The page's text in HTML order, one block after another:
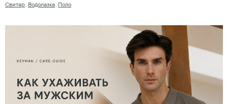
Свитер, Водолазка, Поло